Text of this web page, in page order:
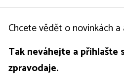
Chcete vědět o novinkách
Tak neváhejte a přihlašte
zpravodaje.